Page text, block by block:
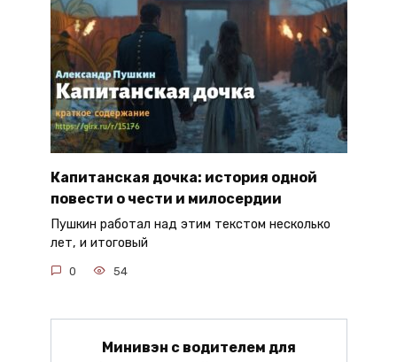
Капитанская дочка: история одной
повести о чести и милосердии
Пушкин работал над этим текстом несколько
лет, и итоговый
0 54
Минивэн с водителем для